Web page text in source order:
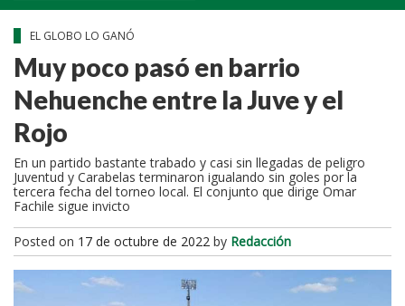
EL GLOBO LO GANÓ
Muy poco pasó en barrio
Nehuenche entre la Juve y el
Rojo
En un partido bastante trabado y casi sin llegadas de peligro
Juventud y Carabelas terminaron igualando sin goles por la
tercera fecha del torneo local. El conjunto que dirige Omar
Fachile sigue invicto
Posted on 17 de octubre de 2022 by Redacción